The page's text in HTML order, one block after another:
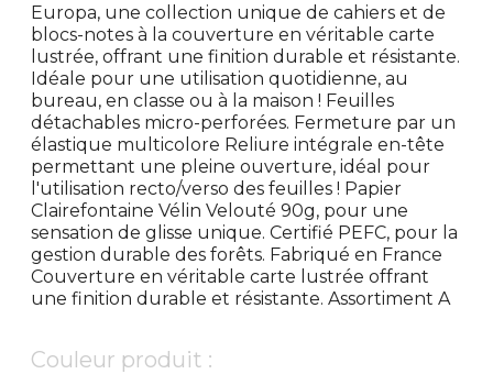
Europa, une collection unique de cahiers et de
blocs-notes à la couverture en véritable carte
lustrée, offrant une finition durable et résistante.
Idéale pour une utilisation quotidienne, au
bureau, en classe ou à la maison ! Feuilles
détachables micro-perforées. Fermeture par un
élastique multicolore Reliure intégrale en-tête
permettant une pleine ouverture, idéal pour
l'utilisation recto/verso des feuilles ! Papier
Clairefontaine Vélin Velouté 90g, pour une
sensation de glisse unique. Certifié PEFC, pour la
gestion durable des forêts. Fabriqué en France
Couverture en véritable carte lustrée offrant
une finition durable et résistante. Assortiment A
Couleur produit :